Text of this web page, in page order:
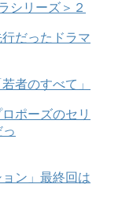
シリーズ＞２
だったドラマ
者のすべて」
ポーズのセリ
ン」最終回は